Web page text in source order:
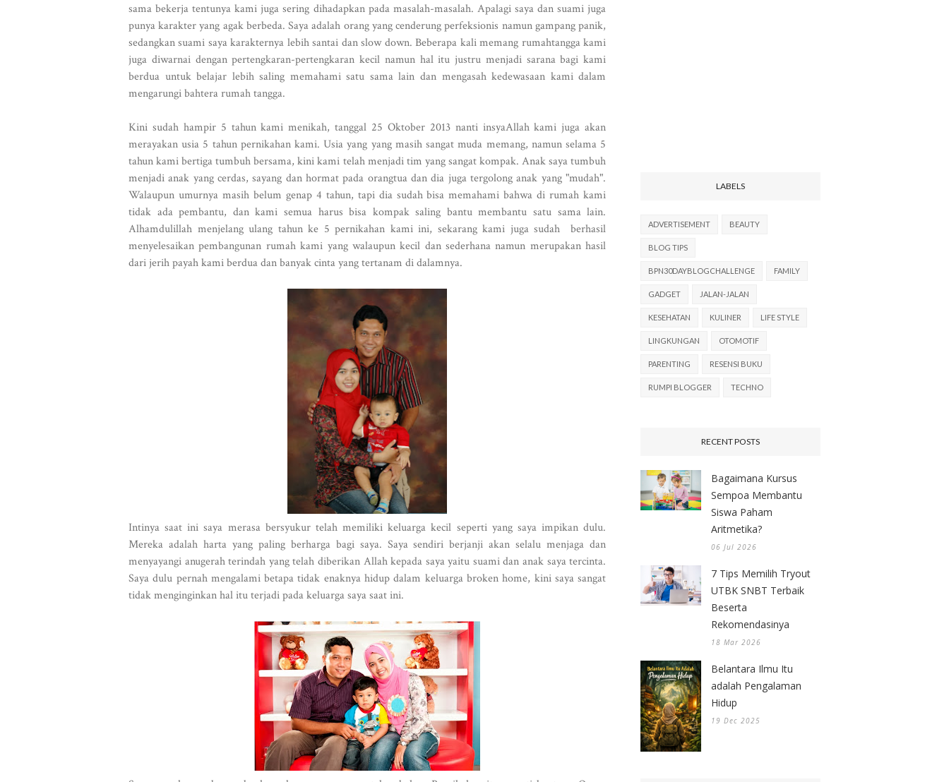
sama bekerja tentunya kami juga sering dihadapkan pada masalah-masalah. Apalagi saya dan suami juga
punya karakter yang agak berbeda. Saya adalah orang yang cenderung perfeksionis namun gampang panik,
sedangkan suami saya karakternya lebih santai dan slow down. Beberapa kali memang rumahtangga kami
juga diwarnai dengan pertengkaran-pertengkaran kecil namun hal itu justru menjadi sarana bagi kami
berdua untuk belajar lebih saling memahami satu sama lain dan mengasah kedewasaan kami dalam
mengarungi bahtera rumah tangga.
Kini sudah hampir 5 tahun kami menikah, tanggal 25 Oktober 2013 nanti insyaAllah kami juga akan
merayakan usia 5 tahun pernikahan kami. Usia yang yang masih sangat muda memang, namun selama 5
tahun kami bertiga tumbuh bersama, kini kami telah menjadi tim yang sangat kompak. Anak saya tumbuh
menjadi anak yang cerdas, sayang dan hormat pada orangtua dan dia juga tergolong anak yang "mudah".
Walaupun umurnya masih belum genap 4 tahun, tapi dia sudah bisa memahami bahwa di rumah kami
tidak ada pembantu, dan kami semua harus bisa kompak saling bantu membantu satu sama lain.
Alhamdulillah menjelang ulang tahun ke 5 pernikahan kami ini, sekarang kami juga sudah berhasil
menyelesaikan pembangunan rumah kami yang walaupun kecil dan sederhana namun merupakan hasil
dari jerih payah kami berdua dan banyak cinta yang tertanam di dalamnya.
Intinya saat ini saya merasa bersyukur telah memiliki keluarga kecil seperti yang saya impikan dulu.
Mereka adalah harta yang paling berharga bagi saya. Saya sendiri berjanji akan selalu menjaga dan
menyayangi anugerah terindah yang telah diberikan Allah kepada saya yaitu suami dan anak saya tercinta.
Saya dulu pernah mengalami betapa tidak enaknya hidup dalam keluarga broken home, kini saya sangat
tidak menginginkan hal itu terjadi pada keluarga saya saat ini.
LABELS
ADVERTISEMENT BEAUTY
BLOG TIPS
BPN30DAYBLOGCHALLENGE FAMILY
GADGET JALAN-JALAN
KESEHATAN KULINER LIFE STYLE
LINGKUNGAN OTOMOTIF
PARENTING RESENSI BUKU
RUMPI BLOGGER TECHNO
RECENT POSTS
Bagaimana Kursus
Sempoa Membantu
Siswa Paham
Aritmetika?
06 Jul 2026
7 Tips Memilih Tryout
UTBK SNBT Terbaik
Beserta
Rekomendasinya
18 Mar 2026
Belantara Ilmu Itu
adalah Pengalaman
Hidup
19 Dec 2025